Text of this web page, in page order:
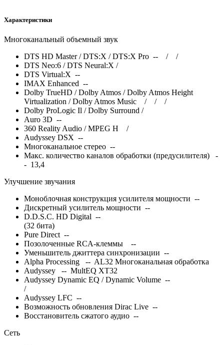
Характеристики
Многоканальный объемный звук
DTS HD Master / DTS:X / DTS:X Pro --
/
/
DTS Neo:6 / DTS Neural:X /
DTS Virtual:X --
IMAX Enhanced --
Dolby TrueHD / Dolby Atmos / Dolby Atmos Height
Virtualization / Dolby Atmos Music
/ /
/
Dolby ProLogic Il / Dolby Surround /
Auro 3D --
360 Reality Audio / MPEG H
/
Audyssey DSX --
Многоканальное стерео --
Макс. количество каналов обработки (предусилителя) -
- 13,4
Улучшение звучания
Моноблочная конструкция усилителя мощности --
Дискретный усилитель мощности --
D.D.S.C. HD Digital --
(32 бита)
Pure Direct --
Позолоченные RCA-клеммы --
Уменьшитель джиттера синхронизации --
Alpha Processing -- AL32 Многоканальная обработка
Audyssey -- MultEQ XT32
Audyssey Dynamic EQ / Dynamic Volume --
/
Audyssey LFC --
Возможность обновления Dirac Live --
Восстановитель сжатого аудио --
Сеть